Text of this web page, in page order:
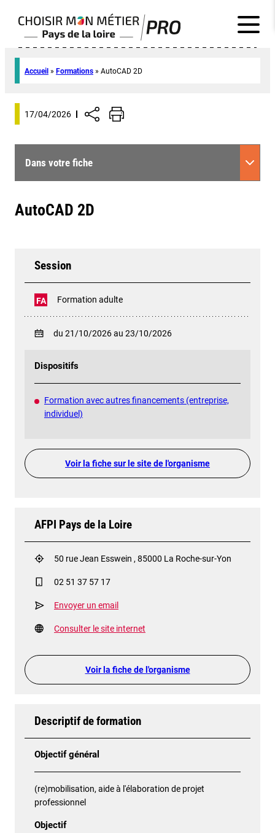
Accueil » Formations » AutoCAD 2D
17/04/2026
Dans votre fiche
AutoCAD 2D
Session
FA Formation adulte
du 21/10/2026 au 23/10/2026
Dispositifs
Formation avec autres financements (entreprise,
individuel)
Voir la fiche sur le site de l'organisme
AFPI Pays de la Loire
50 rue Jean Esswein , 85000 La Roche-sur-Yon
02 51 37 57 17
Envoyer un email
Consulter le site internet
Voir la fiche de l'organisme
Descriptif de formation
Objectif général
(re)mobilisation, aide à l'élaboration de projet
professionnel
Objectif